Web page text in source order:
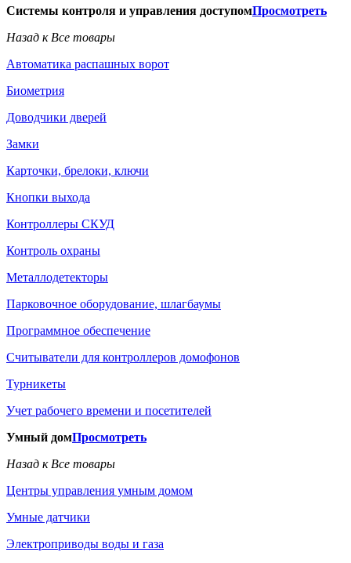
Системы контроля и управления доступомПросмотреть
Назад к Все товары
Автоматика распашных ворот
Биометрия
Доводчики дверей
Замки
Карточки, брелоки, ключи
Кнопки выхода
Контроллеры СКУД
Контроль охраны
Металлодетекторы
Парковочное оборудование, шлагбаумы
Программное обеспечение
Считыватели для контроллеров домофонов
Турникеты
Учет рабочего времени и посетителей
Умный домПросмотреть
Назад к Все товары
Центры управления умным домом
Умные датчики
Электроприводы воды и газа